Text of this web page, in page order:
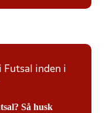
Futsal inden i
Så husk